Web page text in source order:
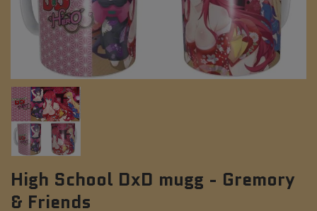
High School DxD mugg - Gremory
& Friends